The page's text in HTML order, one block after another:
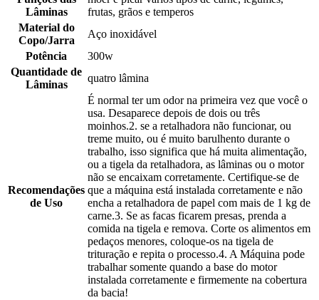
Lâminas
frutas, grãos e temperos
Material do
Copo/Jarra
Aço inoxidável
Potência
300w
Quantidade de
Lâminas
quatro lâmina
Recomendações
de Uso
É normal ter um odor na primeira vez que você o
usa. Desaparece depois de dois ou três
moinhos.2. se a retalhadora não funcionar, ou
treme muito, ou é muito barulhento durante o
trabalho, isso significa que há muita alimentação,
ou a tigela da retalhadora, as lâminas ou o motor
não se encaixam corretamente. Certifique-se de
que a máquina está instalada corretamente e não
encha a retalhadora de papel com mais de 1 kg de
carne.3. Se as facas ficarem presas, prenda a
comida na tigela e remova. Corte os alimentos em
pedaços menores, coloque-os na tigela de
trituração e repita o processo.4. A Máquina pode
trabalhar somente quando a base do motor
instalada corretamente e firmemente na cobertura
da bacia!